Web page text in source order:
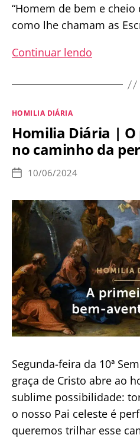
“Homem de bem e cheio
como lhe chamam as
Continuar lendo
|
humilde
e
Categorias
HOMILIA DIÁRIA
Homilia Diária |
no caminho da
Data
publicação
10/06/2024
Segunda-feira da 10ª
graça de Cristo abre ao
sublime possibilidade:
o nosso Pai celeste é
queremos trilhar esse